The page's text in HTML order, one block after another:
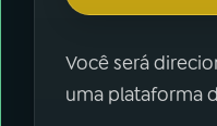
Você será
uma plataforma